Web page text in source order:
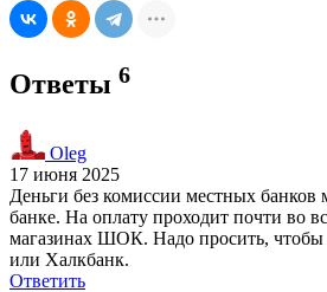
Ответы 6
Oleg
17 июня 2025
Деньги без комиссии местных банков
банке. На оплату проходит почти во
магазинах ШОК. Надо просить, чтобы
или Халкбанк.
Ответить